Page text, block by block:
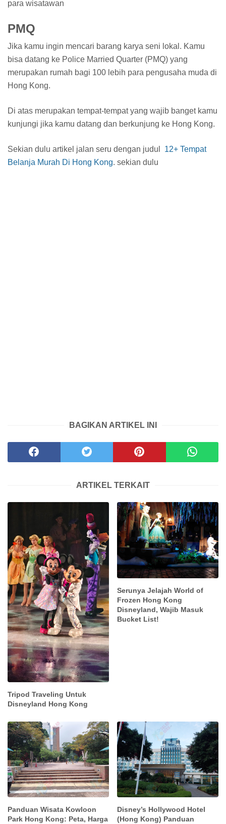
para wisatawan
PMQ
Jika kamu ingin mencari barang karya seni lokal. Kamu
bisa datang ke Police Married Quarter (PMQ) yang
merupakan rumah bagi 100 lebih para pengusaha muda di
Hong Kong.
Di atas merupakan tempat-tempat yang wajib banget kamu
kunjungi jika kamu datang dan berkunjung ke Hong Kong.
Sekian dulu artikel jalan seru dengan judul 12+ Tempat
Belanja Murah Di Hong Kong. sekian dulu
BAGIKAN ARTIKEL INI
ARTIKEL TERKAIT
Tripod Traveling Untuk
Disneyland Hong Kong
Serunya Jelajah World of
Frozen Hong Kong
Disneyland, Wajib Masuk
Bucket List!
Panduan Wisata Kowloon
Park Hong Kong: Peta, Harga
Disney’s Hollywood Hotel
(Hong Kong) Panduan